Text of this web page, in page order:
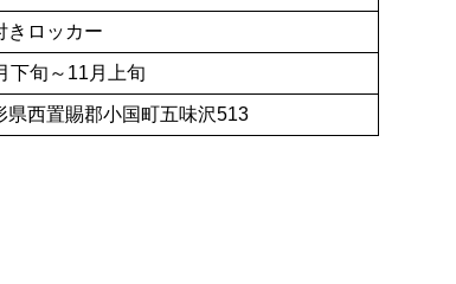
きロッカー
下旬～11月上旬
県西置賜郡小国町五味沢513